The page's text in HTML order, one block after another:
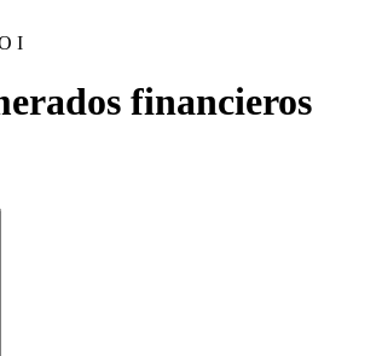
I
financieros